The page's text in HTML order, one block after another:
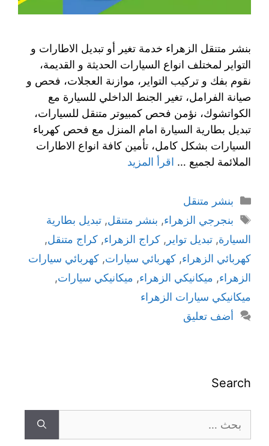
بنشر متنقل الزهراء خدمة تغير أو تبديل الاطارات و
التواير لمختلف انواع السيارات الحديثة و القديمة،
نقوم بفك و تركيب التواير، موازنة العجلات، فحص و
صيانة الفرامل، تغير الجنط الداخلي للسيارة مع
الكواتشوك، نؤمن فحص كمبيوتر متنقل للسيارات،
تبديل بطارية السيارة امام المنزل مع فحص كهرباء
السيارات بشكل كامل، تأمين كافة انواع الاطارات
الملائمة لجميع … اقرأ المزيد
بنشر متنقل
بنجرجي الزهراء, بنشر متنقل, تبديل بطارية
السيارة, تبديل تواير , كراج الزهراء, كراج متنقل,
كهربائي الزهراء, كهربائي سيارات, كهربائي سيارات
الزهراء, ميكانيكي الزهراء, ميكانيكي سيارات,
ميكانيكي سيارات الزهراء
أضف تعليق
Search